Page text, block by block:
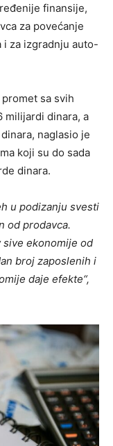
finansije,
za povećanje
i za izgradnju auto-
sa svih
milijardi dinara, a
naglasio je
koji su do sada
dinara.
u podizanju svesti
od prodavca.
sive ekonomije od
broj zaposlenih i
daje efekte“,